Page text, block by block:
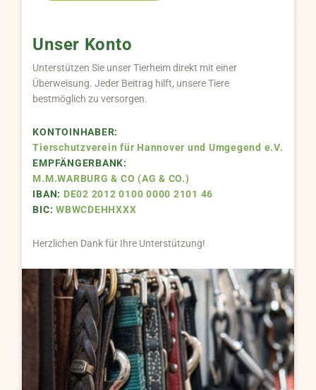
Unser Konto
Unterstützen Sie unser Tierheim direkt mit einer
Überweisung. Jeder Beitrag hilft, unsere Tiere
bestmöglich zu versorgen.
KONTOINHABER:
Tierschutzverein für Hannover und Umgegend e.V.
EMPFÄNGERBANK:
M.M.WARBURG & CO (AG & CO.)
IBAN: DE02 2012 0100 0000 2101 46
BIC: WBWCDEHHXXX
Herzlichen Dank für Ihre Unterstützung!